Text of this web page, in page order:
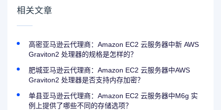
相关文章
高密亚马逊云代理商：Amazon EC2 云服务器中新 AWS
Graviton2 处理器的规格是怎样的？
肥城亚马逊云代理商：Amazon EC2 云服务器中AWS
Graviton2 处理器是否支持内存加密？
单县亚马逊云代理商：Amazon EC2 云服务器中M6g 实
例上提供了哪些不同的存储选项？